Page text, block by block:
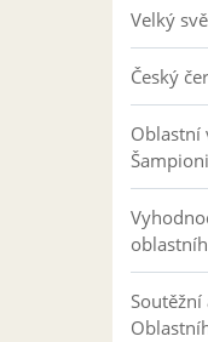
Velký
Český
Oblastní